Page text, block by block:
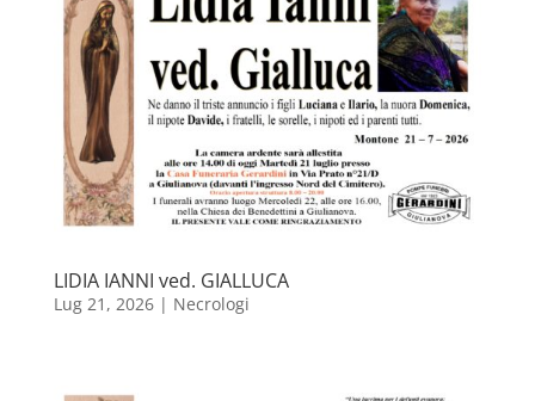
LIDIA IANNI ved. GIALLUCA
Lug 21, 2026| Necrologi